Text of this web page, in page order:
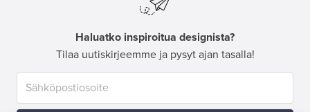
Haluatko inspiroitua designista?
Tilaa uutiskirjeemme ja pysyt ajan tasalla!